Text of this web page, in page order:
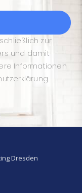
zur
und damit
Informationen
Dresden